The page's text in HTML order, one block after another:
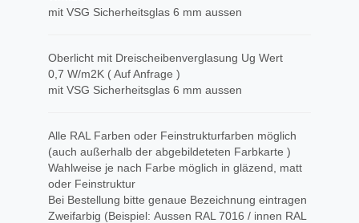
mit VSG Sicherheitsglas 6 mm aussen
Oberlicht mit Dreischeibenverglasung Ug Wert
0,7 W/m2K ( Auf Anfrage )
mit VSG Sicherheitsglas 6 mm aussen
Alle RAL Farben oder Feinstrukturfarben möglich
(auch außerhalb der abgebildeteten Farbkarte )
Wahlweise je nach Farbe möglich in gläzend, matt
oder Feinstruktur
Bei Bestellung bitte genaue Bezeichnung eintragen
Zweifarbig (Beispiel: Aussen RAL 7016 / innen RAL